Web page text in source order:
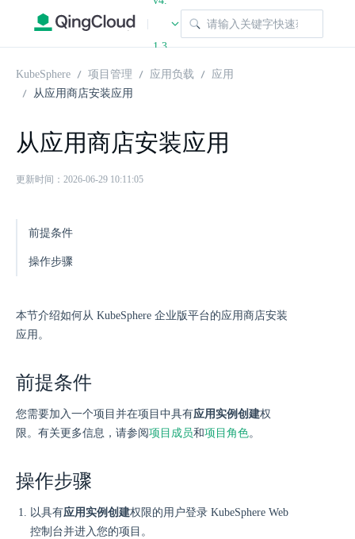
|
1.3
KubeSphere 项目管理 应用负载
应用
从应用商店安装应用
从应用商店安装应用
更新时间：2026-06-29 10:11:05
前提条件
操作步骤
本节介绍如何从 KubeSphere 企业版平台的应用商店安装
应用。
前提条件
您需要加入一个项目并在项目中具有应用实例创建权
限。有关更多信息，请参阅项目成员和项目角色。
操作步骤
以具有应用实例创建权限的用户登录 KubeSphere Web
控制台并进入您的项目。